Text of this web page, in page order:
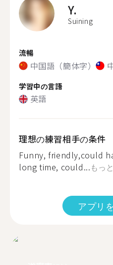
Y.
Suining
流暢
中国語（簡体字）
学習中の言語
英語
理想の練習相手の条件
Funny, friendly,could
long time, could...もっ
アプリ